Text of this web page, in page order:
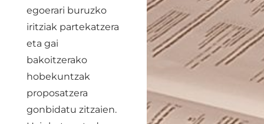
egoerari buruzko
iritziak partekatzera
eta gai
bakoitzerako
hobekuntzak
proposatzera
gonbidatu zitzaien.